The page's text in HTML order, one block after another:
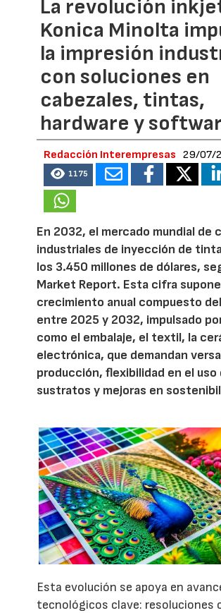
La revolución
Konica Minolta
la impresión
con soluciones en
cabezales, tintas,
hardware y
Redacción Interempresas 29/07/
1175
En 2032, el mercado mundial de
industriales de inyección de
los 3.450 millones de dólares,
Market Report. Esta cifra
crecimiento anual compuesto
entre 2025 y 2032, impulsado
como el embalaje, el textil, la
electrónica, que demandan
producción, flexibilidad en el uso
sustratos y mejoras en
Esta evolución se apoya en
tecnológicos clave: resoluciones